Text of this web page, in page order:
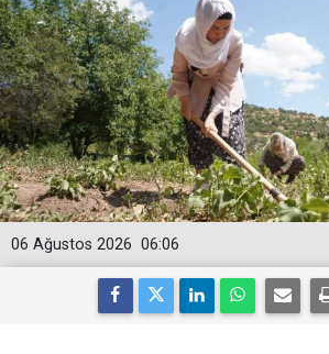
06:06
06 Ağustos 2026